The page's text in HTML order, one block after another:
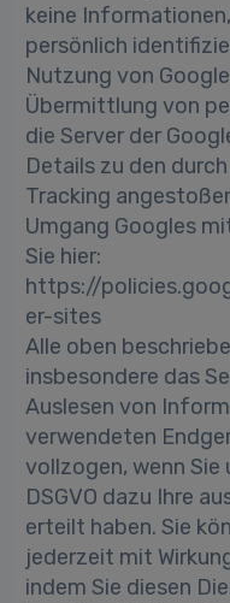
keine
persönlich
Nutzung von
Übermittlung von
die Server der
Details zu den
Tracking
Umgang Googles
Sie hier:
https://
er-sites
Alle oben
insbesondere das
Auslesen von
verwendeten
vollzogen, wenn Sie
DSGVO dazu Ihre
erteilt haben. Sie
jederzeit mit
indem Sie diesen